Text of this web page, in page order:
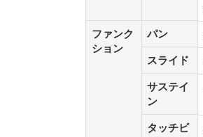
ファンク
ション
パン
スライド
サステイ
ン
タッチビ
ファンク
ション
パン
スライド
サステイ
ン
タッチビ